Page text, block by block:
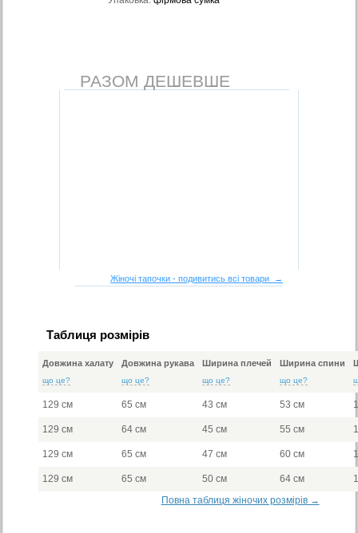
РАЗОМ ДЕШЕВШЕ
Жіночі тапочки - подивитись всі товари →
Таблиця розмірів
Довжина халату
що це?
Довжина рукава
що це?
Ширина плечей
що це?
Ширина спини
що це?
129 см 65 см 43 см 53 см
129 см 64 см 45 см 55 см
129 см 65 см 47 см 60 см
129 см 65 см 50 см 64 см
Повна таблиця жіночих розмірів →